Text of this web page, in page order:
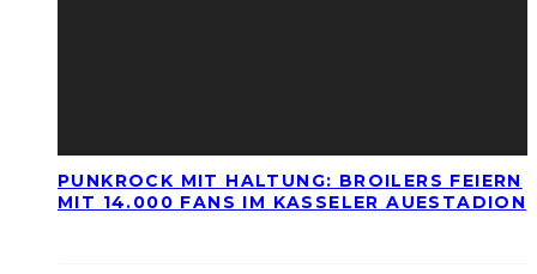
PUNKROCK MIT HALTUNG: BROILERS FEIERN
MIT 14.000 FANS IM KASSELER AUESTADION